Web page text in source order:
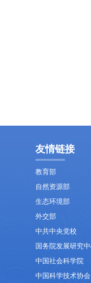
友情链接
教育部
自然资源部
生态环境部
外交部
中共中央党校
国务院发展研究
中国社会科学院
中国科学技术协会